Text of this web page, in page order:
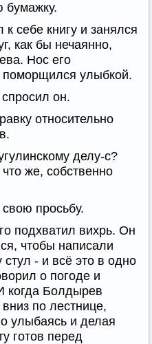
бумажку.
себе книгу и занялся
как бы нечаянно,
Нос его
поморщился улыбкой.
он.
относительно
делу-с?
же, собственно
просьбу.
подхватил вихрь. Он
чтобы написали
- и всё это в одно
о погоде и
когда Болдырев
по лестнице,
улыбаясь и делая
готов перед